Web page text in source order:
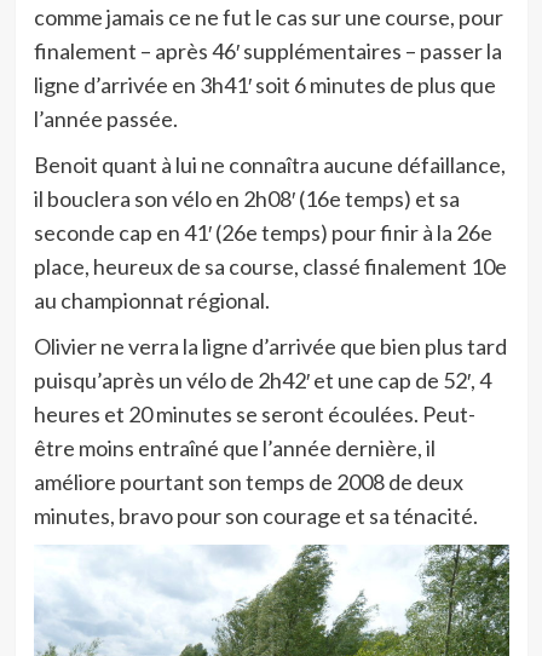
comme jamais ce ne fut le cas sur une course, pour
finalement – après 46′ supplémentaires – passer la
ligne d’arrivée en 3h41′ soit 6 minutes de plus que
l’année passée.
Benoit quant à lui ne connaîtra aucune défaillance,
il bouclera son vélo en 2h08′ (16e temps) et sa
seconde cap en 41′ (26e temps) pour finir à la 26e
place, heureux de sa course, classé finalement 10e
au championnat régional.
Olivier ne verra la ligne d’arrivée que bien plus tard
puisqu’après un vélo de 2h42′ et une cap de 52′, 4
heures et 20 minutes se seront écoulées. Peut-
être moins entraîné que l’année dernière, il
améliore pourtant son temps de 2008 de deux
minutes, bravo pour son courage et sa ténacité.